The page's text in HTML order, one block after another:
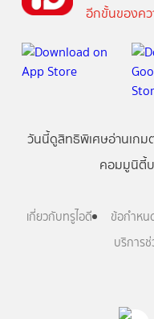
อีกขั้นของคว
วันนี้ดูสิทธิพิเศษอ่านเกม
คอมมูนิตี้
เกี่ยวกับทรูไอดี ข้อกำหน
บริการช่